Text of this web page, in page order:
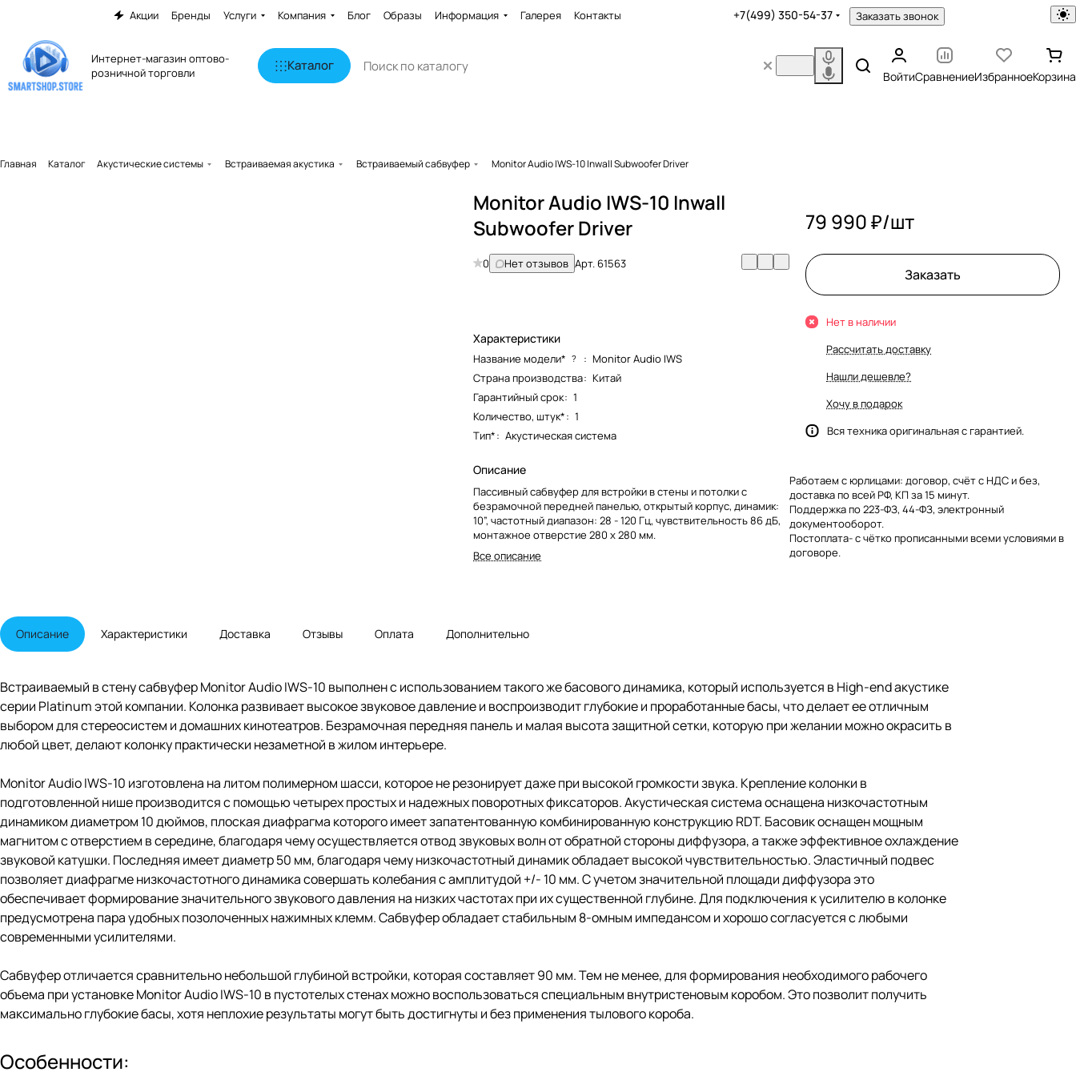
Акции Бренды Услуги Компания Блог Образы Информация Галерея Контакты +7(499) 350-54-37 Заказать звонок
Интернет-магазин оптово-
розничной торговли
Каталог
ВойтиСравнениеИзбранноеКорзина
Главная Каталог Акустические системы Встраиваемая акустика Встраиваемый сабвуфер Monitor Audio IWS-10 Inwall Subwoofer Driver
Monitor Audio IWS-10 Inwall
Subwoofer Driver
0 Нет отзывов Арт.61563
Характеристики
Название модели* ? : Monitor Audio IWS
Страна производства: Китай
Гарантийный срок: 1
Количество, штук*: 1
Тип*: Акустическая система
Описание
Пассивный сабвуфер для встройки в стены и потолки с
безрамочной передней панелью, открытый корпус, динамик:
10”, частотный диапазон: 28 - 120 Гц, чувствительность 86 дБ,
монтажное отверстие 280 x 280 мм.
Все описание
79 990 ₽/шт
Заказать
Нет в наличии
Рассчитать доставку
Нашли дешевле?
Хочу в подарок
Вся техника оригинальная с гарантией.
Работаем с юрлицами: договор, счёт с НДС и без,
доставка по всей РФ, КП за 15 минут.
Поддержка по 223-ФЗ, 44-ФЗ, электронный
документооборот.
Постоплата- с чётко прописанными всеми условиями в
договоре.
Описание Характеристики Доставка Отзывы Оплата Дополнительно
Встраиваемый в стену сабвуфер Monitor Audio IWS-10 выполнен с использованием такого же басового динамика, который используется в High-end акустике
серии Platinum этой компании. Колонка развивает высокое звуковое давление и воспроизводит глубокие и проработанные басы, что делает ее отличным
выбором для стереосистем и домашних кинотеатров. Безрамочная передняя панель и малая высота защитной сетки, которую при желании можно окрасить в
любой цвет, делают колонку практически незаметной в жилом интерьере.
Monitor Audio IWS-10 изготовлена на литом полимерном шасси, которое не резонирует даже при высокой громкости звука. Крепление колонки в
подготовленной нише производится с помощью четырех простых и надежных поворотных фиксаторов. Акустическая система оснащена низкочастотным
динамиком диаметром 10 дюймов, плоская диафрагма которого имеет запатентованную комбинированную конструкцию RDT. Басовик оснащен мощным
магнитом с отверстием в середине, благодаря чему осуществляется отвод звуковых волн от обратной стороны диффузора, а также эффективное охлаждение
звуковой катушки. Последняя имеет диаметр 50 мм, благодаря чему низкочастотный динамик обладает высокой чувствительностью. Эластичный подвес
позволяет диафрагме низкочастотного динамика совершать колебания с амплитудой +/- 10 мм. С учетом значительной площади диффузора это
обеспечивает формирование значительного звукового давления на низких частотах при их существенной глубине. Для подключения к усилителю в колонке
предусмотрена пара удобных позолоченных нажимных клемм. Сабвуфер обладает стабильным 8-омным импедансом и хорошо согласуется с любыми
современными усилителями.
Сабвуфер отличается сравнительно небольшой глубиной встройки, которая составляет 90 мм. Тем не менее, для формирования необходимого рабочего
объема при установке Monitor Audio IWS-10 в пустотелых стенах можно воспользоваться специальным внутристеновым коробом. Это позволит получить
максимально глубокие басы, хотя неплохие результаты могут быть достигнуты и без применения тылового короба.
Особенности: